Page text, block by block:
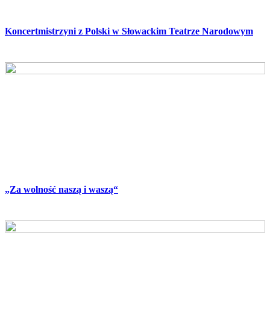
Koncertmistrzyni z Polski w Słowackim Teatrze Narodowym
„Za wolność naszą i waszą“